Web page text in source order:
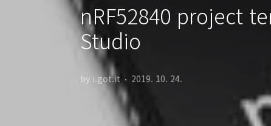
nRF52840 project
Studio
by i.got.it 2019. 10. 24.